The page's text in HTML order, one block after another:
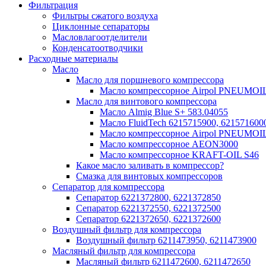
Фильтрация
Фильтры сжатого воздуха
Циклонные сепараторы
Масловлагоотделители
Конденсатоотводчики
Расходные материалы
Масло
Масло для поршневого компрессора
Масло компрессорное Airpol
Масло для винтового компрессора
Масло Almig Blue S+ 583.04055
Масло FluidTech 6215715900,
Масло компрессорное Airpol
Масло компрессорное AEON3000
Масло компрессорное KRAFT-OIL S46
Какое масло заливать в компрессор?
Смазка для винтовых компрессоров
Сепаратор для компрессора
Сепаратор 6221372800, 6221372850
Сепаратор 6221372550, 6221372500
Сепаратор 6221372650, 6221372600
Воздушный фильтр для компрессора
Воздушный фильтр 6211473950, 6211473900
Масляный фильтр для компрессора
Масляный фильтр 6211472600, 6211472650